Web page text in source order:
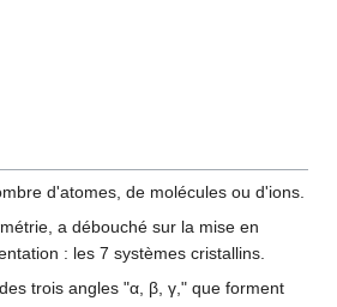
d'atomes, de molécules ou d'ions.
a débouché sur la mise en
: les 7 systèmes cristallins.
trois angles "α, β, γ," que forment